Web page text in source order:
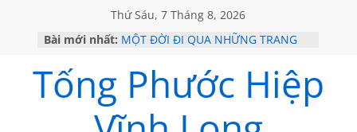
Thứ Sáu, 7 Tháng 8, 2026
Bài mới nhất: MỘT ĐỜI ĐI QUA NHỮNG TRANG
KHÔNG ĐỀ 19 CỦA THÁI LÃO
CHÙM THƠ CỦA BÍCH HÀ
GIÃ TỪ ĐÀ LẠT của ANTH ĐOÀN
HỌC SỬ HỒI XƯA
Tống Phước Hiệp